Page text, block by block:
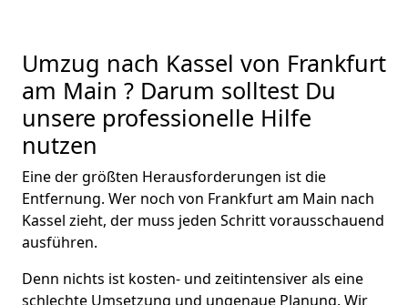
Umzug nach Kassel von Frankfurt
am Main ? Darum solltest Du
unsere professionelle Hilfe
nutzen
Eine der größten Herausforderungen ist die
Entfernung. Wer noch von Frankfurt am Main nach
Kassel zieht, der muss jeden Schritt vorausschauend
ausführen.
Denn nichts ist kosten- und zeitintensiver als eine
schlechte Umsetzung und ungenaue Planung. Wir